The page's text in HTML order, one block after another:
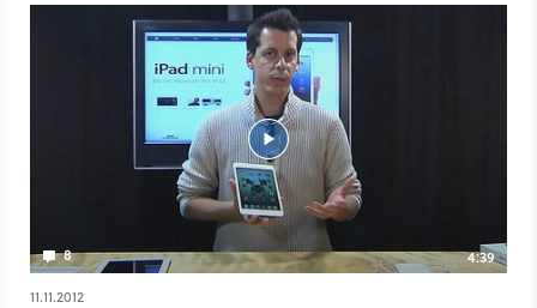
8
4:39
11.11.2012